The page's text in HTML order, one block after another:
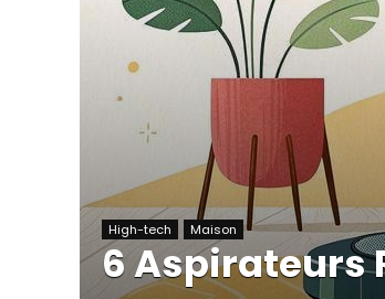
High-tech Maison
6 Aspirateurs